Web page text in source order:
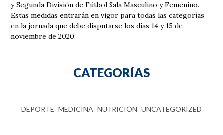
y Segunda División de Fútbol Sala Masculino y Femenino.
Estas medidas entrarán en vigor para todas las categorías
en la jornada que debe disputarse los días 14 y 15 de
noviembre de 2020.
CATEGORÍAS
DEPORTE MEDICINA NUTRICIÓN UNCATEGORIZED